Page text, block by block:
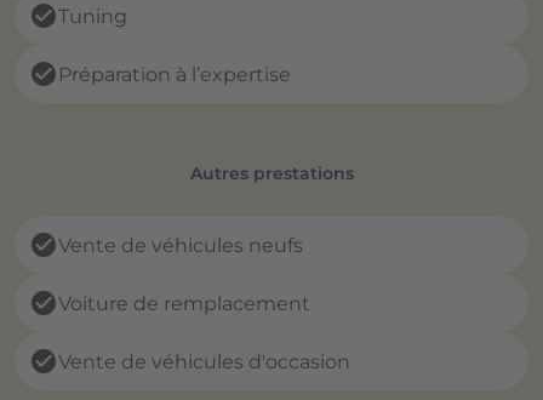
check_circleTuning
check_circle Préparation à l’expertise
Autres prestations
check_circleVente de véhicules neufs
check_circleVoiture de remplacement
check_circleVente de véhicules d'occasion